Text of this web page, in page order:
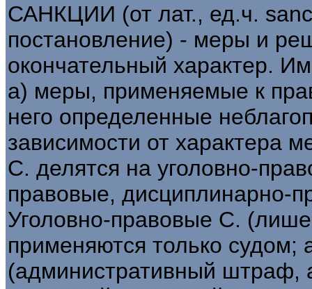
САНКЦИИ (от лат., ед.ч.
постановление) - меры и
окончательный характер.
а) меры, применяемые к
него определенные
зависимости от характера
С. делятся на уголовно-
правовые, дисциплинарно-
Уголовно-правовые С.
применяются только судом;
(административный штраф,